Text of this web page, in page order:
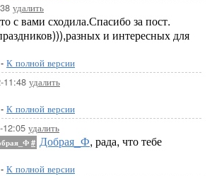
удалить
с вами сходила.Спасибо за пост.
и интересных для
- К полной версии
11:48 удалить
- К полной версии
12:05 удалить
# Добрая_Ф, рада, что тебе
- К полной версии